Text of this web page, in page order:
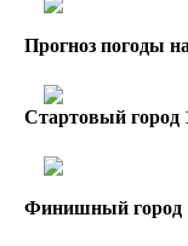
Прогноз погоды
Стартовый город
Финишный город